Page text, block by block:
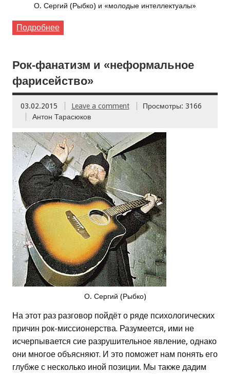
О. Сергий (Рыбко) и «молодые интеллектуалы»
Подробнее
Рок-фанатизм и «неформальное
фарисейство»
03.02.2015 Leave a comment
Просмотры: 3166
Антон Тарасюков
О. Сергий (Рыбко)
На этот раз разговор пойдёт о ряде психологических
причин рок-миссионерства. Разумеется, ими не
исчерпывается сие разрушительное явление, однако
они многое объясняют. И это поможет нам понять его
глубже с несколько иной позиции. Мы также дадим